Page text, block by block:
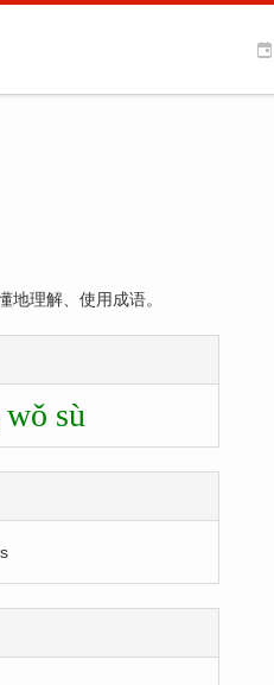
理解、使用成语。
sù